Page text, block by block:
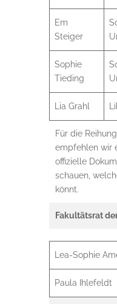
Em
Steiger
Sophie
Tieding
Lia Grahl
Für die
empfehlen wir
offizielle
schauen,
könnt.
Fakultätsrat
Lea-Sophie
Paula Ihlefeldt